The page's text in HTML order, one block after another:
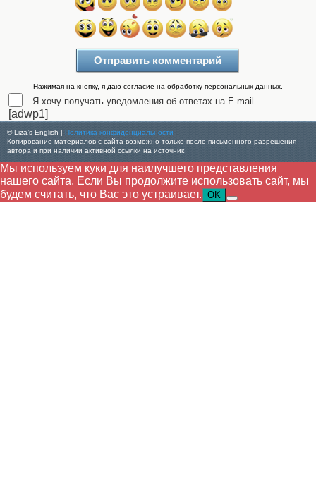
Нажимая на кнопку, я даю согласие на обработку персональных данных
Я хочу получать уведомления об ответах на E-mail
[adwp1]
© Liza’s English | Политика конфиденциальности
Копирование материалов с сайта возможно только после письменного разрешения
автора и при наличии активной ссылки на источник
Мы используем куки для наилучшего представления
нашего сайта. Если Вы продолжите использовать сайт, мы
будем считать, что Вас это устраивает. OK